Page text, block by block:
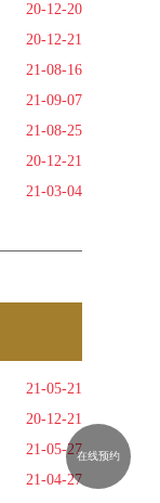
20-12-20
20-12-21
21-08-16
21-09-07
21-08-25
20-12-21
21-03-04
21-05-21
20-12-21
21-05-27
21-04-27
在线预约